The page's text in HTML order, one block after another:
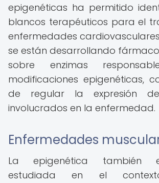
epigenéticas ha permitido
blancos terapéuticos para el
enfermedades
se están desarrollando
sobre enzimas
modificaciones epigenéticas,
de regular la expresión
involucrados en la enfermedad.
Enfermedades
La epigenética también
estudiada en el